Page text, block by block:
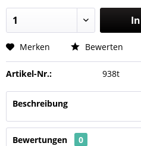
Merken Bewerten
Artikel-Nr.: 938t
Beschreibung
Bewertungen
0